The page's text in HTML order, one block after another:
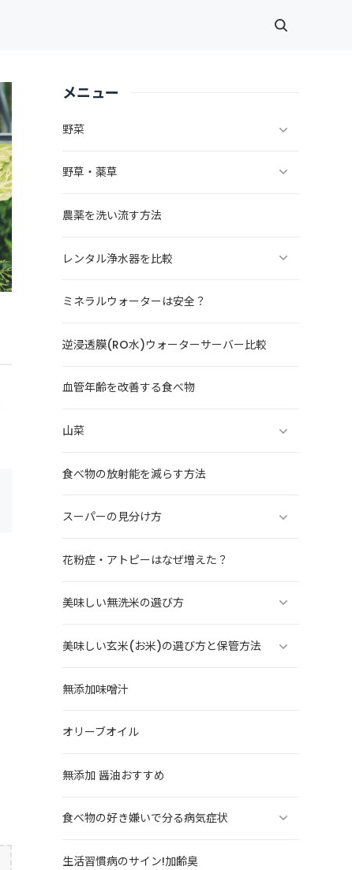
メニュー
野菜
野草・薬草
農薬を洗い流す方法
レンタル浄水器を比較
ミネラルウォーターは安全？
逆浸透膜(RO水)ウォーターサーバー比較
血管年齢を改善する食べ物
山菜
食べ物の放射能を減らす方法
スーパーの見分け方
花粉症・アトピーはなぜ増えた？
美味しい無洗米の選び方
美味しい玄米(お米)の選び方と保管方法
無添加味噌汁
オリーブオイル
無添加 醤油おすすめ
食べ物の好き嫌いで分る病気症状
生活習慣病のサイン!加齢臭